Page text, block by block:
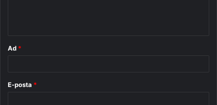
Ad *
E-posta *